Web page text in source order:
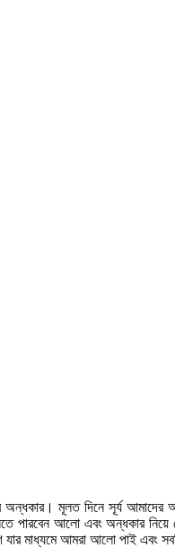
অন্ধকার। মূলত দিনে সূর্য
আলো এবং অন্ধকার নিয়ে
যার মাধ্যমে আমরা আলো পাই এবং